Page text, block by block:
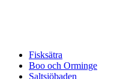
Fisksätra
Boo och Orminge
Saltsjöbaden